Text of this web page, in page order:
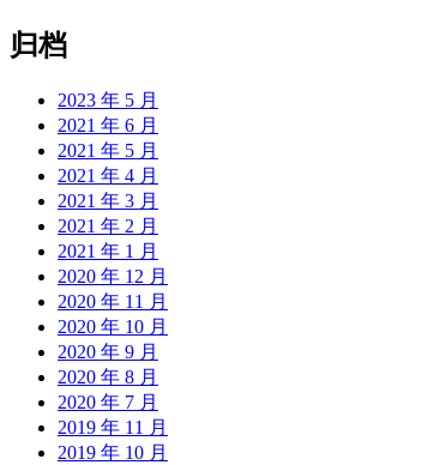
归档
2023 年 5 月
2021 年 6 月
2021 年 5 月
2021 年 4 月
2021 年 3 月
2021 年 2 月
2021 年 1 月
2020 年 12 月
2020 年 11 月
2020 年 10 月
2020 年 9 月
2020 年 8 月
2020 年 7 月
2019 年 11 月
2019 年 10 月